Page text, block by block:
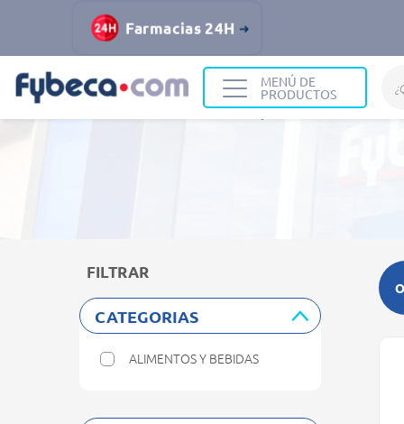
Farmacias 24H
MENÚ DE
PRODUCTOS
Resultados de búsqueda
FILTRAR
CATEGORIAS
ALIMENTOS Y BEBIDAS
Refine by Categorias: Alimentos y Bebidas